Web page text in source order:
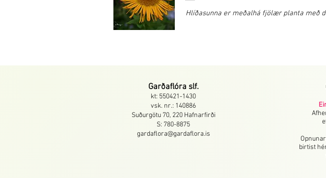
Hlíðasunna er meðalhá fjölær planta með
Garðaflóra slf.
kt: 550421-1430
vsk. nr.: 140886
Suðurgötu 70, 220 Hafnarfirði
S: 780-8875
gardaflora@gardaflora.is
birtist